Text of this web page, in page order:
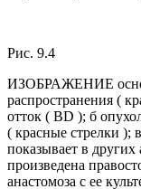
Рис. 9.4
ИЗОБРАЖЕНИЕ
распространения (
отток ( BD ); б
( красные стрелки );
показывает в
произведена
анастомоза с ее